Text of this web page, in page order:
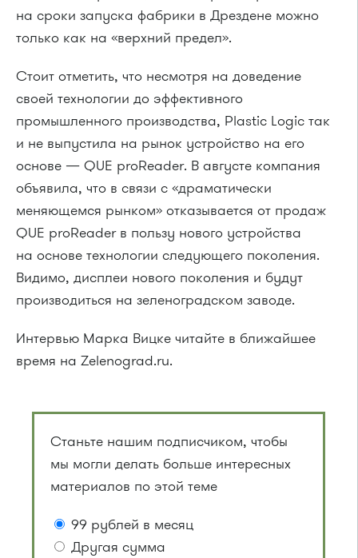
на сроки запуска фабрики в Дрездене можно
только как на «верхний предел».
Стоит отметить, что несмотря на доведение
своей технологии до эффективного
промышленного производства, Plastic Logic так
и не выпустила на рынок устройство на его
основе — QUE proReader. В августе компания
объявила, что в связи с «драматически
меняющемся рынком» отказывается от продаж
QUE proReader в пользу нового устройства
на основе технологии следующего поколения.
Видимо, дисплеи нового поколения и будут
производиться на зеленоградском заводе.
Интервью Марка Вицке читайте в ближайшее
время на Zelenograd.ru.
Станьте нашим подписчиком, чтобы
мы могли делать больше интересных
материалов по этой теме
99 рублей в месяц
Другая сумма